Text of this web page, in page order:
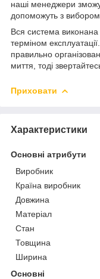
наші менеджери
допоможуть з вибором.
Вся система виконана
терміном
правильно
миття, тоді
Приховати
Характеристики
Основні атрибути
Виробник
Країна виробник
Довжина
Матеріал
Стан
Товщина
Ширина
Основні